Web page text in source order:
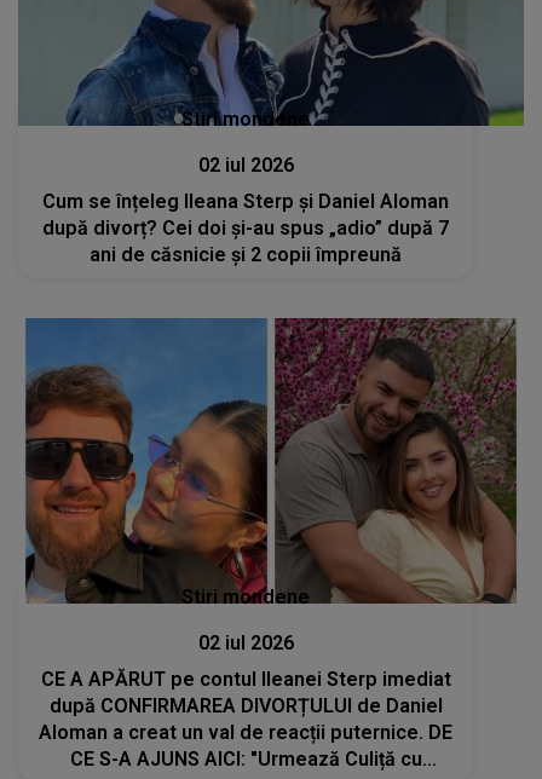
Stiri mondene
02 iul 2026
Cum se înțeleg Ileana Sterp și Daniel Aloman
după divorț? Cei doi și-au spus „adio” după 7
ani de căsnicie și 2 copii împreună
Stiri mondene
02 iul 2026
CE A APĂRUT pe contul Ileanei Sterp imediat
după CONFIRMAREA DIVORȚULUI de Daniel
Aloman a creat un val de reacții puternice. DE
CE S-A AJUNS AICI: "Urmează Culiță cu